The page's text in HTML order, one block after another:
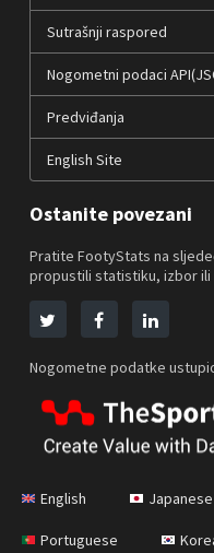
Sutrašnji raspored
Nogometni podaci
Predviđanja
English Site
Ostanite povezani
Pratite FootyStats na
propustili statistiku, izbor ili
Nogometne podatke
English Japanese
Portuguese